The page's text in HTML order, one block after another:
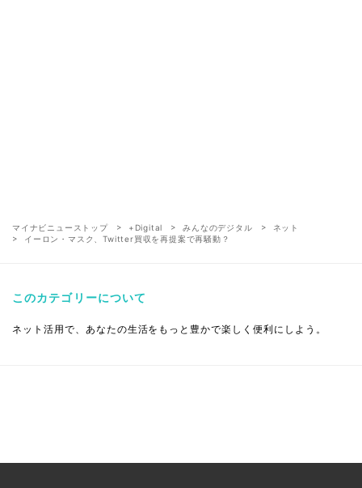
マイナビニューストップ +Digital みんなのデジタル
ネット
イーロン・マスク、Twitter買収を再提案で再騒動？
このカテゴリーについて
ネット活用で、あなたの生活をもっと豊かで楽しく便利にしよう。